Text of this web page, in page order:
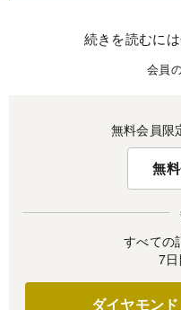
続きを読むに
会員
無料会員限
無
すべての
7
ダイヤモン